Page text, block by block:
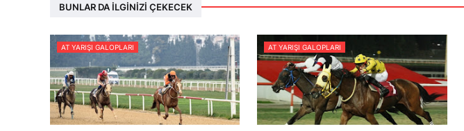
BUNLAR DA İLGINIZI ÇEKECEK
AT YARIŞI GALOPLARI AT YARIŞI GALOPLARI